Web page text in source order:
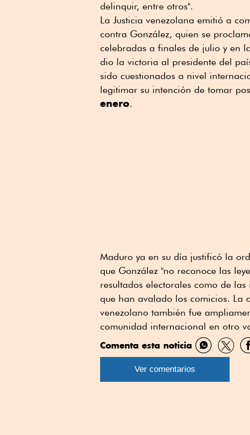
delinquir, entre otros".
La Justicia venezolana emitió a
contra González, quien se
celebradas a finales de julio y en
dio la victoria al presidente del
sido cuestionados a nivel
legitimar su intención de tomar
enero.
Maduro ya en su día justificó la
que González "no reconoce las
resultados electorales como de
que han avalado los comicios. La
venezolano también fue
comunidad internacional en otro
Comenta esta noticia
Compartir
por
por
Ver comentarios